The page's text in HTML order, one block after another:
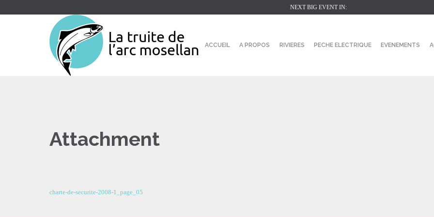
NEXT BIG EVENT IN:
ACCUEIL A PROPOS RIVIERES PECHE ELECTRIQUE EVENEMENTS
Attachment
charte-de-securite-2008-1_page_05